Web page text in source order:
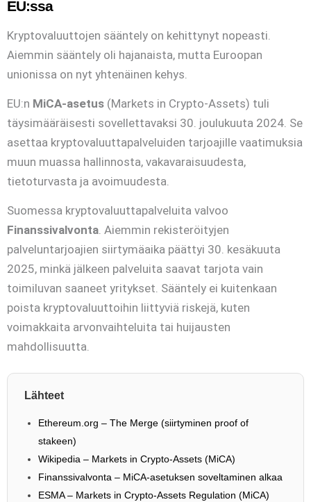
EU:ssa
Kryptovaluuttojen sääntely on kehittynyt nopeasti.
Aiemmin sääntely oli hajanaista, mutta Euroopan
unionissa on nyt yhtenäinen kehys.
EU:n MiCA-asetus (Markets in Crypto-Assets) tuli
täysimääräisesti sovellettavaksi 30. joulukuuta 2024. Se
asettaa kryptovaluuttapalveluiden tarjoajille vaatimuksia
muun muassa hallinnosta, vakavaraisuudesta,
tietoturvasta ja avoimuudesta.
Suomessa kryptovaluuttapalveluita valvoo
Finanssivalvonta. Aiemmin rekisteröityjen
palveluntarjoajien siirtymäaika päättyi 30. kesäkuuta
2025, minkä jälkeen palveluita saavat tarjota vain
toimiluvan saaneet yritykset. Sääntely ei kuitenkaan
poista kryptovaluuttoihin liittyviä riskejä, kuten
voimakkaita arvonvaihteluita tai huijausten
mahdollisuutta.
Lähteet
Ethereum.org – The Merge (siirtyminen proof of
stakeen)
Wikipedia – Markets in Crypto-Assets (MiCA)
Finanssivalvonta – MiCA-asetuksen soveltaminen alkaa
ESMA – Markets in Crypto-Assets Regulation (MiCA)